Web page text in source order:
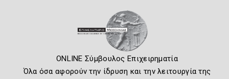
ONLINE Σύμβουλος Επιχειρηματία
Όλα όσα αφορούν την ίδρυση και την λειτουργία της